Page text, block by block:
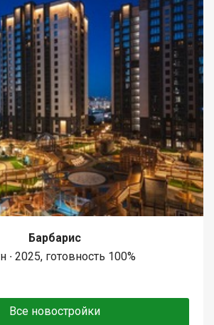
Барбарис
∙ 2025, готовность 100%
Все новостройки